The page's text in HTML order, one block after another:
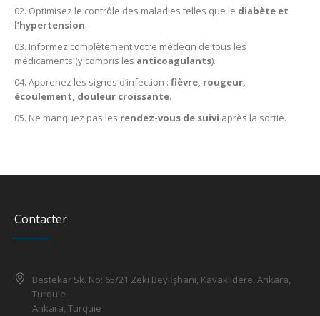
Optimisez le contrôle des maladies telles que le diabète et
l’hypertension.
Informez complètement votre médecin de tous les
médicaments (y compris les anticoagulants).
Apprenez les signes d’infection : fièvre, rougeur,
écoulement, douleur croissante.
Ne manquez pas les rendez-vous de suivi après la sortie.
Contacter
Bestekar Sk. No: 65/21 Zeki Bey İşhanı, Kavaklıdere, Ankara,
Turquie
Ankara, Turquie